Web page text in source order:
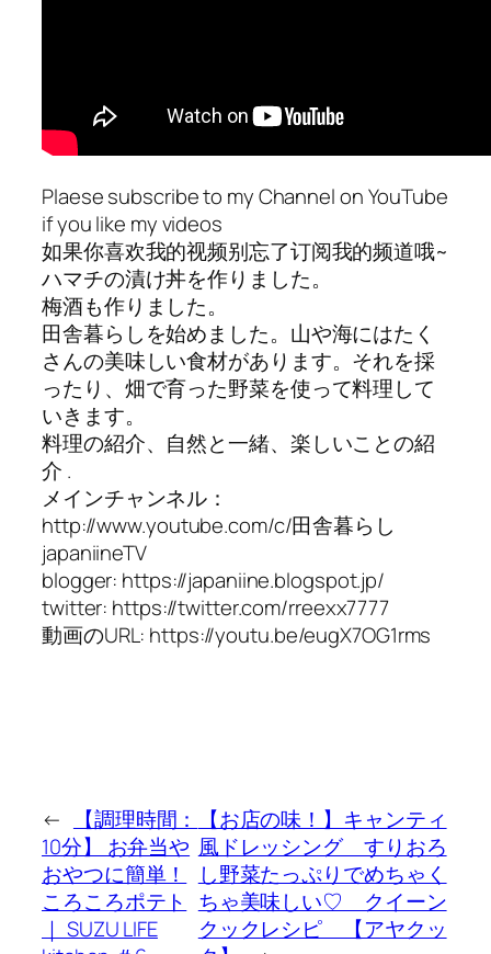
Plaese subscribe to my Channel on YouTube
if you like my videos
如果你喜欢我的视频别忘了订阅我的频道哦~
ハマチの漬け丼を作りました。
梅酒も作りました。
田舎暮らしを始めました。山や海にはたく
さんの美味しい食材があります。それを採
ったり、畑で育った野菜を使って料理して
いきます。
料理の紹介、自然と一緒、楽しいことの紹
介 .
メインチャンネル：
http://www.youtube.com/c/田舎暮らし
japaniineTV
blogger: https://japaniine.blogspot.jp/
twitter: https://twitter.com/rreexx7777
動画のURL: https://youtu.be/eugX7OG1rms
←
【調理時間：
10分】 お弁当や
おやつに簡単！
ころころポテト
｜ SUZU LIFE
【お店の味！】キャンティ
風ドレッシング すりおろ
し野菜たっぷりでめちゃく
ちゃ美味しい♡ クイーン
クックレシピ 【アヤクッ